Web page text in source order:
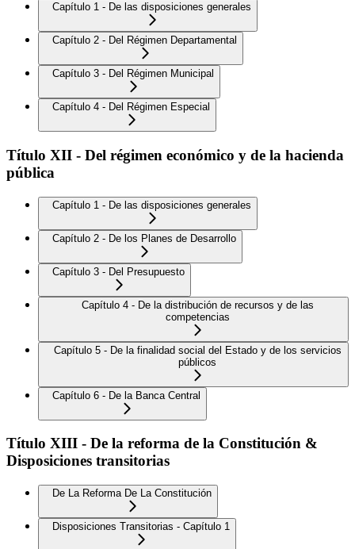
Capítulo 1 - De las disposiciones generales
Capítulo 2 - Del Régimen Departamental
Capítulo 3 - Del Régimen Municipal
Capítulo 4 - Del Régimen Especial
Título XII - Del régimen económico y de la hacienda
pública
Capítulo 1 - De las disposiciones generales
Capítulo 2 - De los Planes de Desarrollo
Capítulo 3 - Del Presupuesto
Capítulo 4 - De la distribución de recursos y de las
competencias
Capítulo 5 - De la finalidad social del Estado y de los servicios
públicos
Capítulo 6 - De la Banca Central
Título XIII - De la reforma de la Constitución &
Disposiciones transitorias
De La Reforma De La Constitución
Disposiciones Transitorias - Capítulo 1